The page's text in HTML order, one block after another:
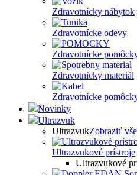
Zdravotnícky nábytok
Zdravotnícke odevy
Zdravotnícke
Zdravotnícky materiál
Zdravotnícke
Novinky
Ultrazvuk
UltrazvukZobraziť
Ultrazvukové prístroje
Ultrazvukové